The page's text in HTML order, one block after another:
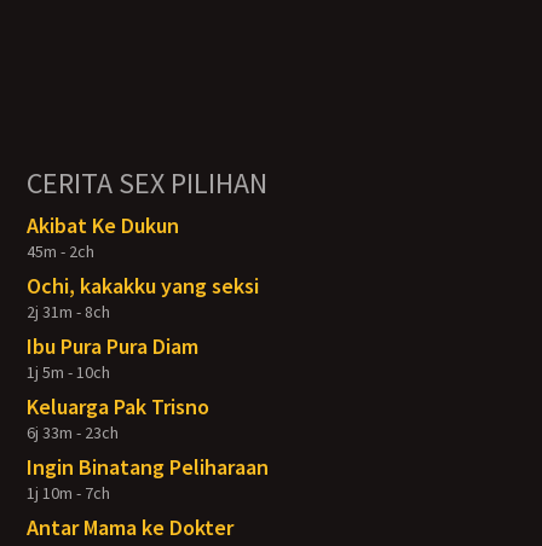
CERITA SEX PILIHAN
Akibat Ke Dukun
45m - 2ch
Ochi, kakakku yang seksi
2j 31m - 8ch
Ibu Pura Pura Diam
1j 5m - 10ch
Keluarga Pak Trisno
6j 33m - 23ch
Ingin Binatang Peliharaan
1j 10m - 7ch
Antar Mama ke Dokter